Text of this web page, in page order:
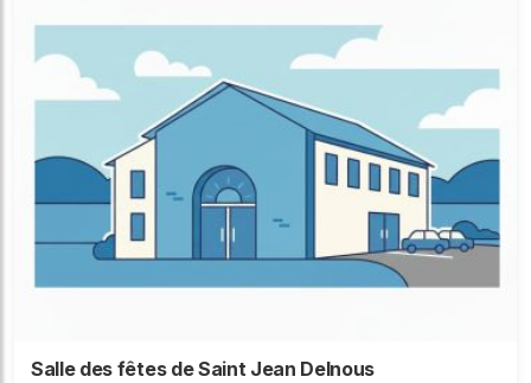
Salle des fêtes de Saint Jean Delnous